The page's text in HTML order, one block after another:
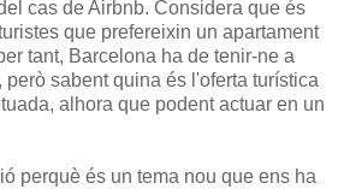
cas de Airbnb. Considera que és
que prefereixin un apartament
tant, Barcelona ha de tenir-ne a
sabent quina és l'oferta turística
alhora que podent actuar en un
perquè és un tema nou que ens ha